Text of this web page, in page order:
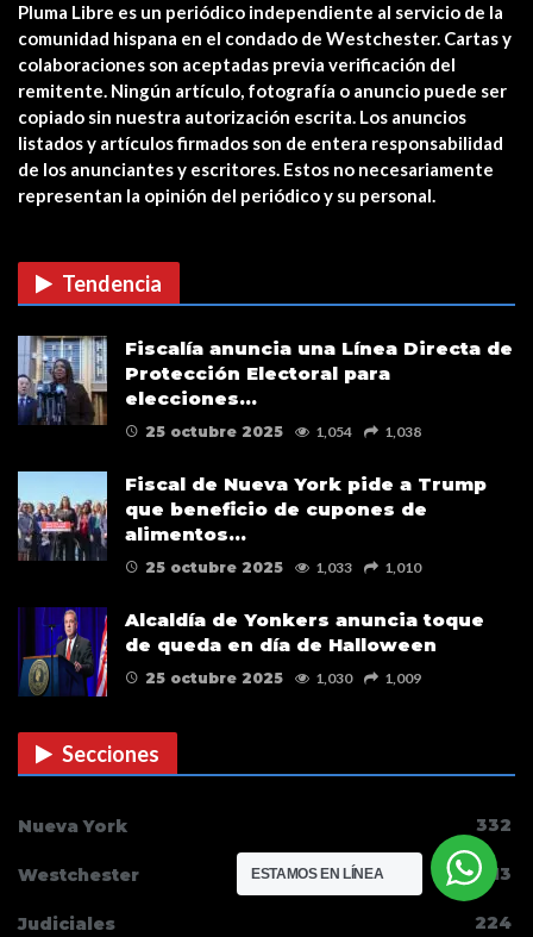
Estreno en cines: The Unholy (Ten
cuidado a quién…
CUIDADO CON LAS ESTAFAS DE
VACUNAS COVID EN…
Verris Shako lanza nuevo anuncio
Pluma Libre es un periódico independiente al servicio de la
comunidad hispana en el condado de Westchester. Cartas y
colaboraciones son aceptadas previa verificación del
remitente. Ningún artículo, fotografía o anuncio puede ser
copiado sin nuestra autorización escrita. Los anuncios
listados y artículos firmados son de entera responsabilidad
de los anunciantes y escritores. Estos no necesariamente
representan la opinión del periódico y su personal.
Tendencia
Fiscalía anuncia una Línea Directa de
Protección Electoral para
elecciones…
25 octubre 2025 1,054 1,038
Fiscal de Nueva York pide a Trump
que beneficio de cupones de
alimentos…
25 octubre 2025 1,033 1,010
Alcaldía de Yonkers anuncia toque
de queda en día de Halloween
25 octubre 2025 1,030 1,009
Secciones
Nueva York 332
Westchester 313
Judiciales 224
ESTAMOS EN LÍNEA